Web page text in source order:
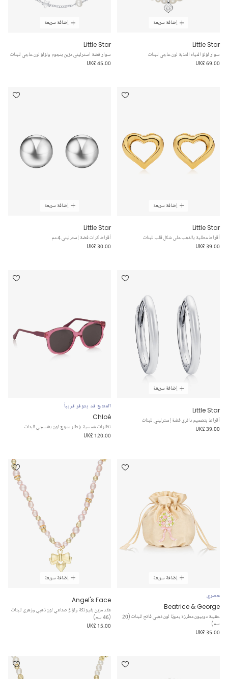
إضافة سريعة
Little Star
سوار لؤلؤ المياه العذبة لون عاجي للبنات
UK£ 69.00
إضافة سريعة
Little Star
سوار فضة استرليني مزين بنجوم ولؤلؤ لون عاجي للبنات
UK£ 45.00
إضافة سريعة
Little Star
أقراط مطلية بالذهب على شكل قلب للبنات
UK£ 39.00
إضافة سريعة
Little Star
أقراط كرات فضة إسترليني 4 مم
UK£ 30.00
إضافة سريعة
Little Star
أقراط بتصميم دائري فضة إسترليني للبنات
UK£ 39.00
المنتج قد يتوفر قريباً
Chloé
نظارات شمسية بإطار مموج لون بنفسجي للبنات
UK£ 120.00
إضافة سريعة
حصري
Beatrice & George
حقيبة دوبيون مطرزة يدويًا لون ذهبي فاتح للبنات (20
سم)
UK£ 35.00
إضافة سريعة
Angel's Face
عقد مزين بفيونكة ولؤلؤ صناعي لون ذهبي وزهري للبنات
(46 سم)
UK£ 15.00